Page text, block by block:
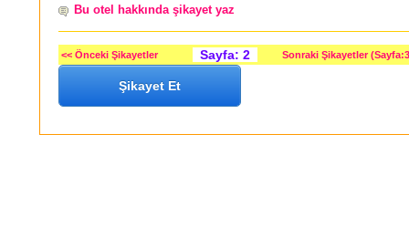
Bu otel hakkında şikayet yaz
<< Önceki Şikayetler Sayfa: 2 Sonraki Şikayetler
Şikayet Et